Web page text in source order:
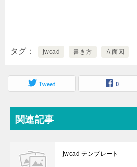
タグ jwcad 書き方 立面図
Tweet 0
関連記事
jwcad テンプレート